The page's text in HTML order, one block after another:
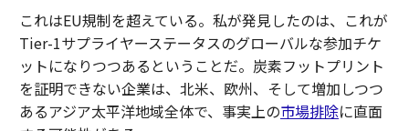
これはEU規制を超えている。私が発見したのは、これが
Tier-1サプライヤーステータスのグローバルな参加チケ
ットになりつつあるということだ。炭素フットプリント
を証明できない企業は、北米、欧州、そして増加しつつ
あるアジア太平洋地域全体で、事実上の市場排除に直面